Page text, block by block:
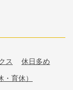
ス 休日多め
育休）